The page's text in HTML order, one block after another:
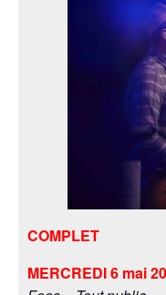
COMPLET
MERCREDI 6 mai